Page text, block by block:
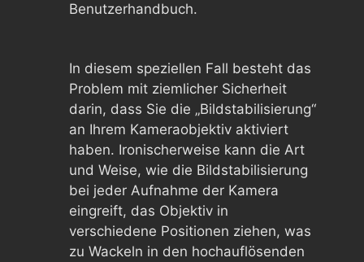
Benutzerhandbuch.
In diesem speziellen Fall besteht das
Problem mit ziemlicher Sicherheit
darin, dass Sie die „Bildstabilisierung“
an Ihrem Kameraobjektiv aktiviert
haben. Ironischerweise kann die Art
und Weise, wie die Bildstabilisierung
bei jeder Aufnahme der Kamera
eingreift, das Objektiv in
verschiedene Positionen ziehen, was
zu Wackeln in den hochauflösenden